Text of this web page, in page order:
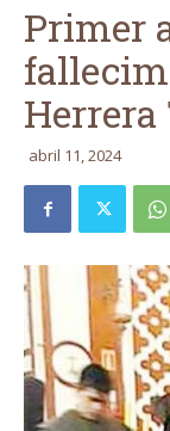
Primer
Herrera
abril 11, 2024